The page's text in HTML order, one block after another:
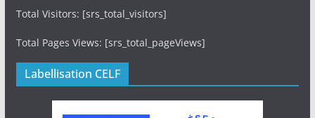
Total Visitors: [srs_total_visitors]
Total Pages Views: [srs_total_pageViews]
Labellisation CELF